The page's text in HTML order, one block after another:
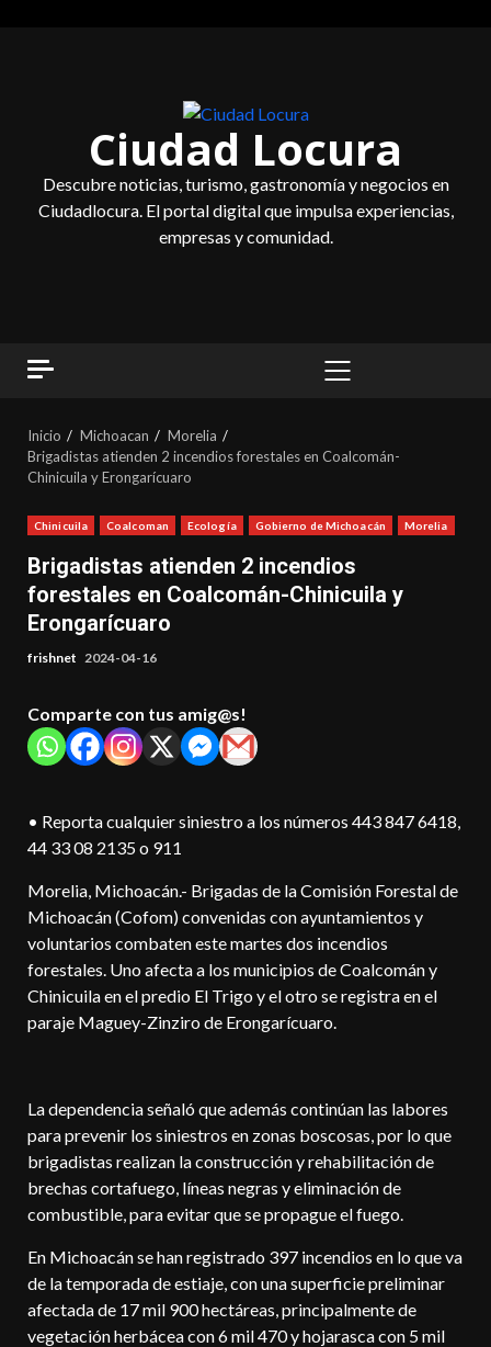
Ciudad Locura
Descubre noticias, turismo, gastronomía y negocios en
Ciudadlocura. El portal digital que impulsa experiencias,
empresas y comunidad.
MENÚ
Inicio Michoacan
Morelia
Brigadistas atienden 2 incendios forestales en Coalcomán-
Chinicuila y Erongarícuaro
Chinicuila Coalcoman Ecología Gobierno de Michoacán Morelia
Brigadistas atienden 2 incendios
forestales en Coalcomán-Chinicuila y
Erongarícuaro
frishnet 2024-04-16
Comparte con tus amig@s!
• Reporta cualquier siniestro a los números 443 847 6418,
44 33 08 2135 o 911
Morelia, Michoacán.- Brigadas de la Comisión Forestal de
Michoacán (Cofom) convenidas con ayuntamientos y
voluntarios combaten este martes dos incendios
forestales. Uno afecta a los municipios de Coalcomán y
Chinicuila en el predio El Trigo y el otro se registra en el
paraje Maguey-Zinziro de Erongarícuaro.
La dependencia señaló que además continúan las labores
para prevenir los siniestros en zonas boscosas, por lo que
brigadistas realizan la construcción y rehabilitación de
brechas cortafuego, líneas negras y eliminación de
combustible, para evitar que se propague el fuego.
En Michoacán se han registrado 397 incendios en lo que va
de la temporada de estiaje, con una superficie preliminar
afectada de 17 mil 900 hectáreas, principalmente de
vegetación herbácea con 6 mil 470 y hojarasca con 5 mil